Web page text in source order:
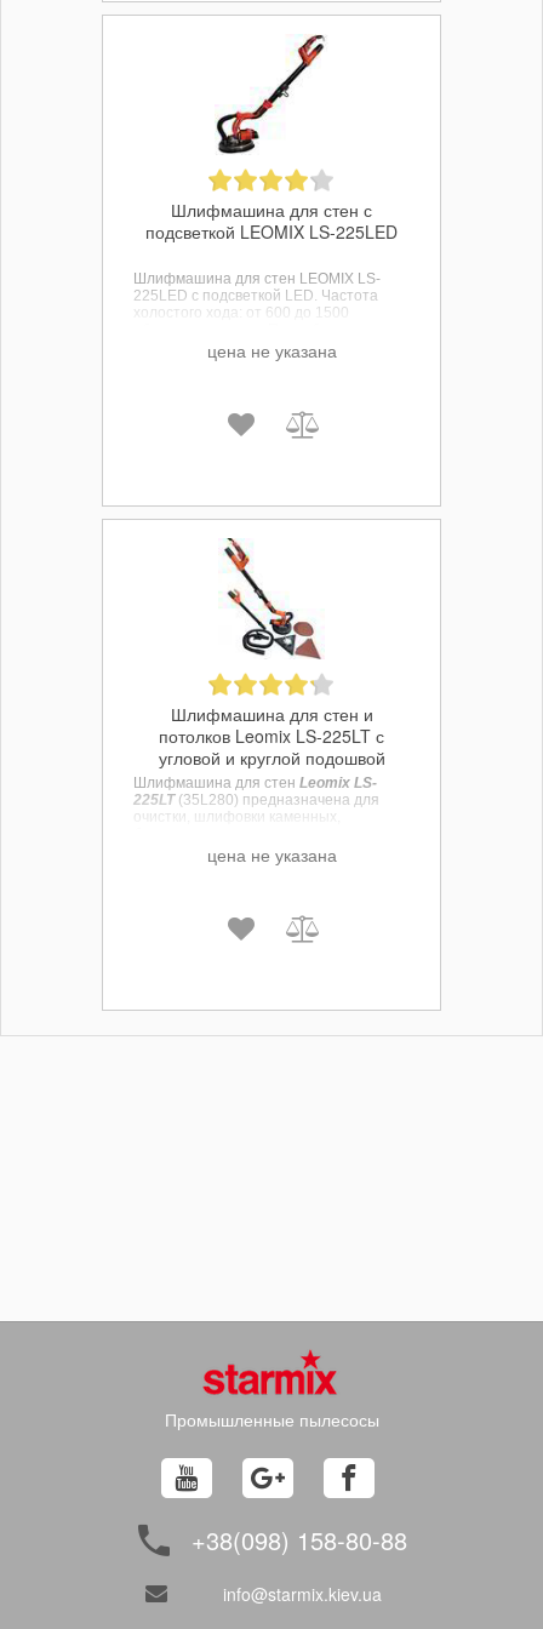
Шлифмашина для стен с
подсветкой LEOMIX LS-225LED
Шлифмашина для стен LEOMIX LS-
225LED с подсветкой LED. Частота
холостого хода: от 600 до 1500
мощность: 600 кВт. Диаметр диска: 215
цена не указана
Шлифмашина для стен и
потолков Leomix LS-225LT с
угловой и круглой подошвой
Шлифмашина для стен Leomix LS-
225LT(35L280) предназначена для
очистки, шлифовки каменных,
покрытий, шпаклеванного
гипсокартона и шпаклевки, имеет две
цена не указана
Промышленные пылесосы
+38(098) 158-80-88
info@starmix.kiev.ua